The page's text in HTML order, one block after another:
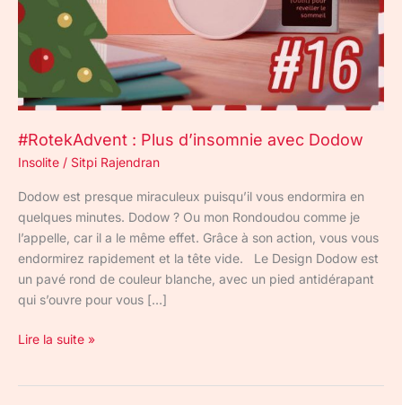
#RotekAdvent : Plus d’insomnie avec Dodow
Insolite / Sitpi Rajendran
Dodow est presque miraculeux puisqu’il vous endormira en
quelques minutes. Dodow ? Ou mon Rondoudou comme je
l’appelle, car il a le même effet. Grâce à son action, vous vous
endormirez rapidement et la tête vide. Le Design Dodow est
un pavé rond de couleur blanche, avec un pied antidérapant
qui s’ouvre pour vous […]
Lire la suite »